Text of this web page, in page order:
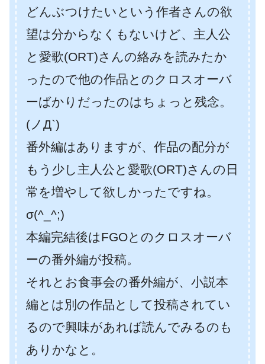
どんぶつけたいという作者さんの欲
望は分からなくもないけど、主人公
と愛歌(ORT)さんの絡みを読みたか
ったので他の作品とのクロスオーバ
ーばかりだったのはちょっと残念。
(ノД`)
番外編はありますが、作品の配分が
もう少し主人公と愛歌(ORT)さんの日
常を増やして欲しかったですね。
σ(^_^;)
本編完結後はFGOとのクロスオーバ
ーの番外編が投稿。
それとお食事会の番外編が、小説本
編とは別の作品として投稿されてい
るので興味があれば読んでみるのも
ありかなと。